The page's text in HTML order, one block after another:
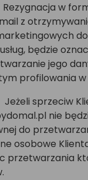
Rezygnacja w
z
będzie
jego
profilowania
Jeżeli sprzeciw
nie
do
osobowe
przetwarzania